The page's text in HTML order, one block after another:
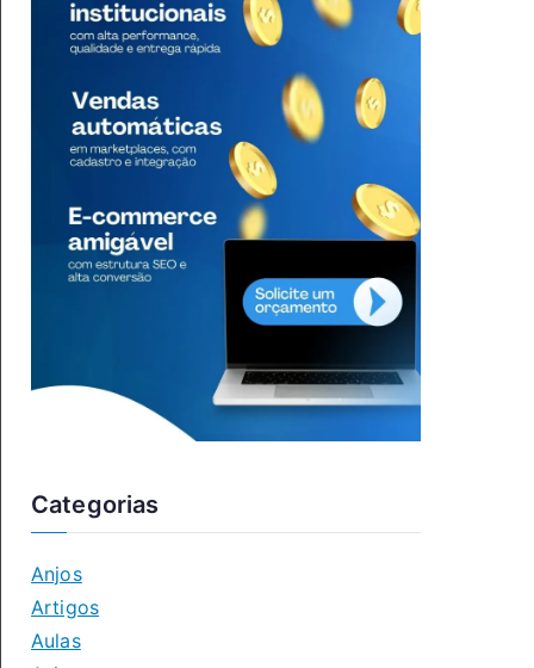
Categorias
Anjos
Artigos
Aulas